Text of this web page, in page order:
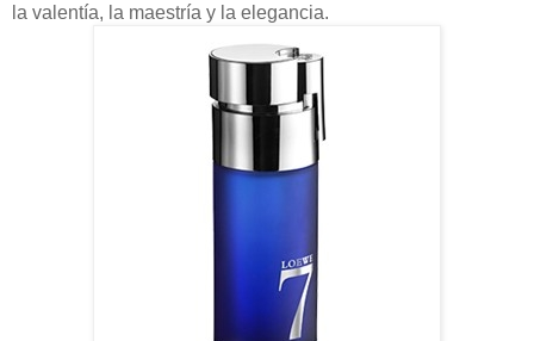
la valentía, la maestría y la elegancia.